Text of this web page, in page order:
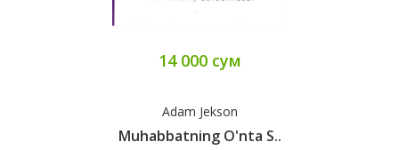
14 000 сум
Adam Jekson
Muhabbatning O'nta S..